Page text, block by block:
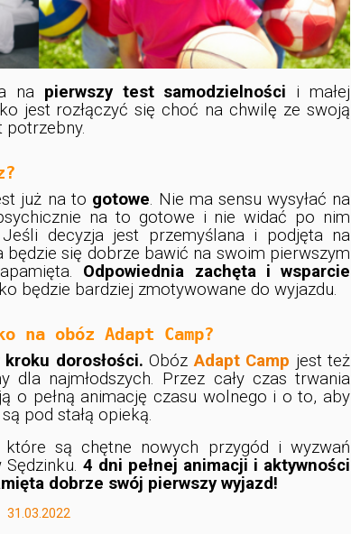
na pierwszy test samodzielności i małej
jest rozłączyć się choć na chwilę ze swoją
potrzebny.
już na to gotowe. Nie ma sensu wysyłać na
na to gotowe i nie widać po nim
decyzja jest przemyślana i podjęta na
będzie się dobrze bawić na swoim pierwszym
Odpowiednia zachęta i wsparcie
będzie bardziej zmotywowane do wyjazdu.
na obóz Adapt Camp?
dorosłości. ObózAdapt Camp jest też
dla najmłodszych. Przez cały czas trwania
o pełną animację czasu wolnego i o to, aby
pod stałą opieką.
które są chętne nowych przygód i wyzwań
4 dni pełnej animacji i aktywności
dobrze swój pierwszy wyjazd!
31.03.2022